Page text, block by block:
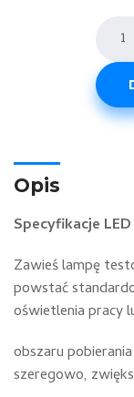
JUST
DLS
1-
Opis
Specyfikacje
Zawieś lampę
powstać
oświetlenia pracy
obszaru
szeregowo,